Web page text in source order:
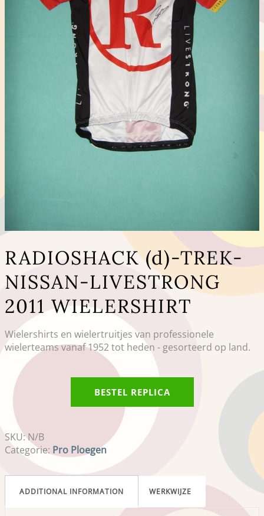
RADIOSHACK (d)-TREK-
NISSAN-LIVESTRONG
2011 WIELERSHIRT
Wielershirts en wielertruitjes van professionele
wielerteams vanaf 1952 tot heden - gesorteerd op land.
BESTEL REPLICA
SKU:N/B
Categorie: Pro Ploegen
ADDITIONAL INFORMATION WERKWIJZE